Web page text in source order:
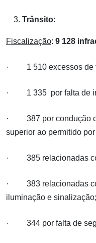
Trânsito:
Fiscalização: 9 128
· 1 510 excessos de
· 1 335 por falta de
· 387 por condução
superior ao permitido
· 385 relacionadas
· 383 relacionadas
iluminação e sinalização;
· 344 por falta de